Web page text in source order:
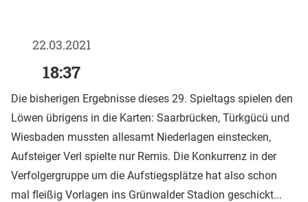
22.03.2021
18:37
Die bisherigen Ergebnisse dieses 29. Spieltags spielen den
Löwen übrigens in die Karten: Saarbrücken, Türkgücü und
Wiesbaden mussten allesamt Niederlagen einstecken,
Aufsteiger Verl spielte nur Remis. Die Konkurrenz in der
Verfolgergruppe um die Aufstiegsplätze hat also schon
mal fleißig Vorlagen ins Grünwalder Stadion geschickt...